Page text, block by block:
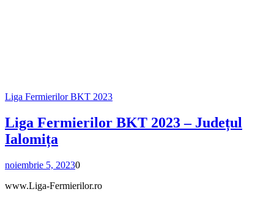
Liga Fermierilor BKT 2023
Liga Fermierilor BKT 2023 – Județul
Ialomița
noiembrie 5, 20230
www.Liga-Fermierilor.ro